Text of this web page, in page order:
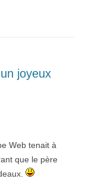
joyeux
Web tenait à
que le père